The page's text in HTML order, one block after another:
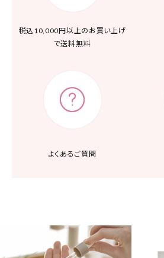
税込10,000円以上の お買い上げ
で送料無料
よくあるご質問